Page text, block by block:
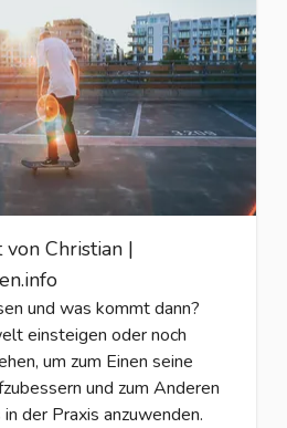
Christian |
und was kommt dann?
einsteigen oder noch
um zum Einen seine
und zum Anderen
der Praxis anzuwenden.